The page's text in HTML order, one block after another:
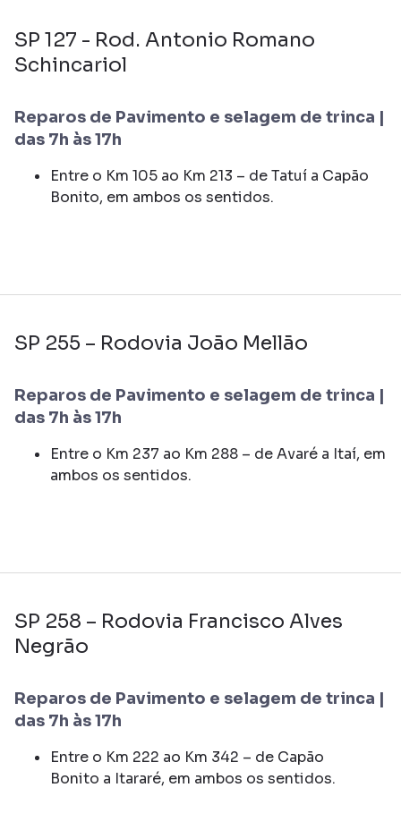
SP 127 - Rod. Antonio Romano
Schincariol
Reparos de Pavimento e selagem de trinca |
das 7h às 17h
Entre o Km 105 ao Km 213 – de Tatuí a Capão
Bonito, em ambos os sentidos.
SP 255 – Rodovia João Mellão
Reparos de Pavimento e selagem de trinca |
das 7h às 17h
Entre o Km 237 ao Km 288 – de Avaré a Itaí, em
ambos os sentidos.
SP 258 – Rodovia Francisco Alves
Negrão
Reparos de Pavimento e selagem de trinca |
das 7h às 17h
Entre o Km 222 ao Km 342 – de Capão
Bonito a Itararé, em ambos os sentidos.